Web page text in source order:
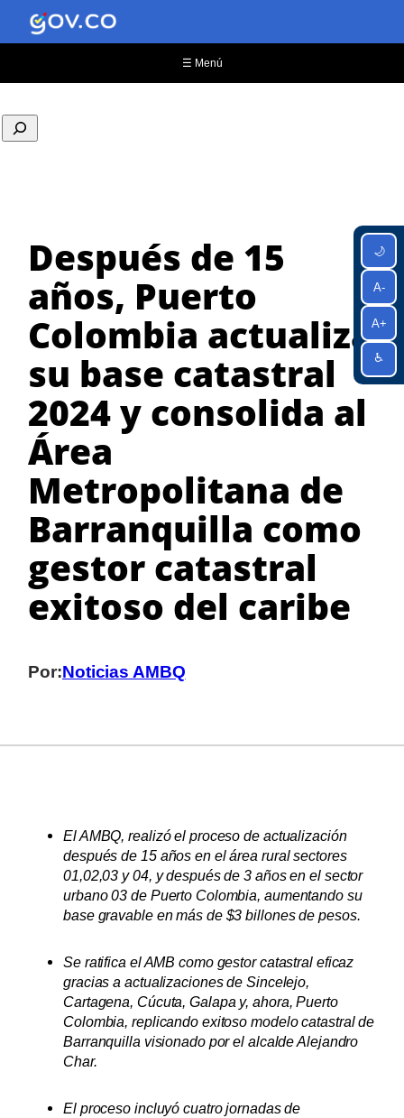
🌙
A-
A+
♿
contenido
☰ Menú
Después de 15
años, Puerto
Colombia actualiza
su base catastral
2024 y consolida al
Área
Metropolitana de
Barranquilla como
gestor catastral
exitoso del caribe
Por:Noticias AMBQ
El AMBQ, realizó el proceso de actualización
después de 15 años en el área rural sectores
01,02,03 y 04, y después de 3 años en el sector
urbano 03 de Puerto Colombia, aumentando su
base gravable en más de $3 billones de pesos.
Se ratifica el AMB como gestor catastral eficaz
gracias a actualizaciones de Sincelejo,
Cartagena, Cúcuta, Galapa y, ahora, Puerto
Colombia, replicando exitoso modelo catastral de
Barranquilla visionado por el alcalde Alejandro
Char.
El proceso incluyó cuatro jornadas de